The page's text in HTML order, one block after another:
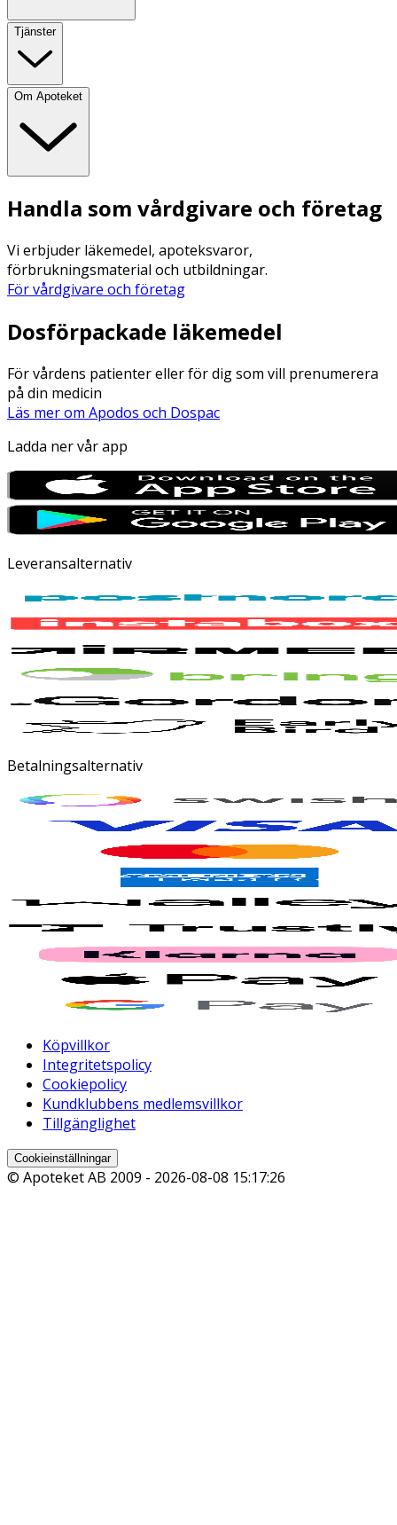
Tjänster
Om Apoteket
Handla som vårdgivare och företag
Vi erbjuder läkemedel, apoteksvaror,
förbrukningsmaterial och utbildningar.
För vårdgivare och företag
Dosförpackade läkemedel
För vårdens patienter eller för dig som vill prenumerera
på din medicin
Läs mer om Apodos och Dospac
Ladda ner vår app
Leveransalternativ
Betalningsalternativ
Köpvillkor
Integritetspolicy
Cookiepolicy
Kundklubbens medlemsvillkor
Tillgänglighet
Cookieinställningar
© Apoteket AB 2009 - 2026-08-08 15:17:26